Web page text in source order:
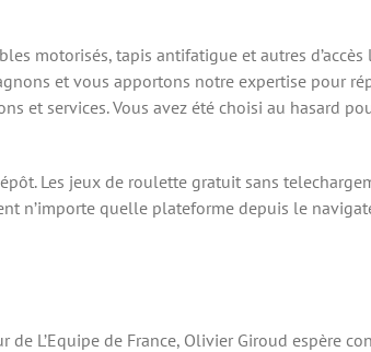
motorisés, tapis antifatigue et autres d’accès
et vous apportons notre expertise pour
et services. Vous avez été choisi au hasard
Les jeux de roulette gratuit sans
n’importe quelle plateforme depuis le
L’Equipe de France, Olivier Giroud espère